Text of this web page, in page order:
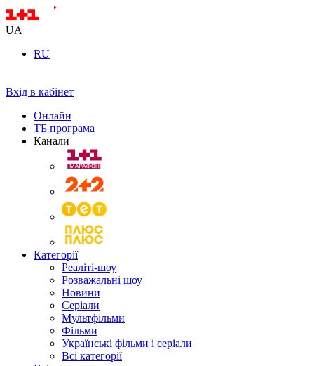
UA
RU
Вхід в кабінет
Онлайн
ТБ програма
Канали
Категорії
Реаліті-шоу
Розважальні шоу
Новини
Серіали
Мультфільми
Фільми
Українські фільми і серіали
Всі категорії